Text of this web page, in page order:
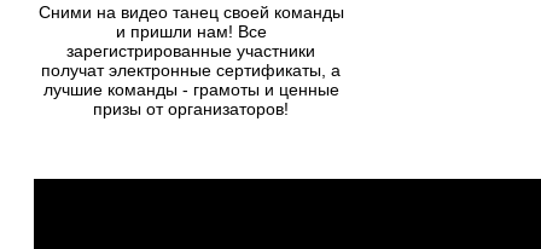
Сними на видео танец своей команды
и пришли нам! Все
зарегистрированные участники
получат электронные сертификаты, а
лучшие команды - грамоты и ценные
призы от организаторов!